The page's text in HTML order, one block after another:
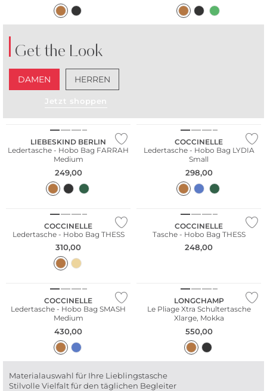
Get the Look
DAMEN HERREN
Jetzt shoppen
LIEBESKIND BERLIN
Ledertasche - Hobo Bag FARRAH
Medium
249,00
COCCINELLE
Ledertasche - Hobo Bag LYDIA
Small
298,00
COCCINELLE
Ledertasche - Hobo Bag THESS
310,00
COCCINELLE
Tasche - Hobo Bag THESS
248,00
COCCINELLE
Ledertasche - Hobo Bag SMASH
Medium
430,00
LONGCHAMP
Le Pliage Xtra Schultertasche
Xlarge, Mokka
550,00
Materialauswahl für Ihre Lieblingstasche
Stilvolle Vielfalt für den täglichen Begleiter